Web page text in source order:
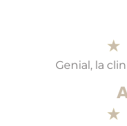
★
Genial, la
★